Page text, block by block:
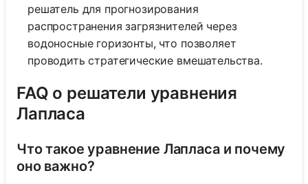
решатель для прогнозирования
распространения загрязнителей через
водоносные горизонты, что позволяет
проводить стратегические вмешательства.
FAQ о решатели уравнения
Лапласа
Что такое уравнение Лапласа и почему
оно важно?